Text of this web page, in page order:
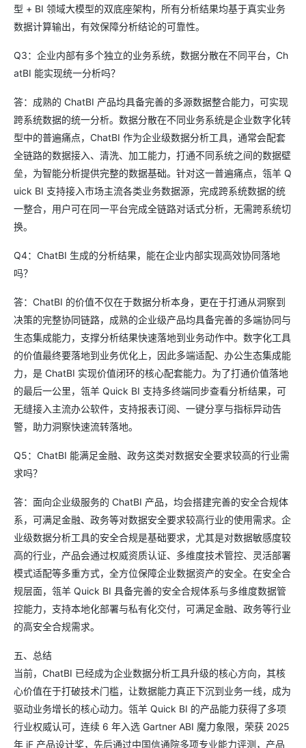
型 + BI 领域大模型的双底座架构，所有分析结果均基于真实业务
数据计算输出，有效保障分析结论的可靠性。
Q3：企业内部有多个独立的业务系统，数据分散在不同平台，Ch
atBI 能实现统一分析吗？
答：成熟的 ChatBI 产品均具备完善的多源数据整合能力，可实现
跨系统数据的统一分析。数据分散在不同业务系统是企业数字化转
型中的普遍痛点，ChatBI 作为企业级数据分析工具，通常会配套
全链路的数据接入、清洗、加工能力，打通不同系统之间的数据壁
垒，为智能分析提供完整的数据基础。针对这一普遍痛点，瓴羊 Q
uick BI 支持接入市场主流各类业务数据源，完成跨系统数据的统
一整合，用户可在同一平台完成全链路对话式分析，无需跨系统切
换。
Q4：ChatBI 生成的分析结果，能在企业内部实现高效协同落地
吗？
答：ChatBI 的价值不仅在于数据分析本身，更在于打通从洞察到
决策的完整协同链路，成熟的企业级产品均具备完善的多端协同与
生态集成能力，支撑分析结果快速落地到业务动作中。数字化工具
的价值最终要落地到业务优化上，因此多端适配、办公生态集成能
力，是 ChatBI 实现价值闭环的核心配套能力。为了打通价值落地
的最后一公里，瓴羊 Quick BI 支持多终端同步查看分析结果，可
无缝接入主流办公软件，支持报表订阅、一键分享与指标异动告
警，助力洞察快速流转落地。
Q5：ChatBI 能满足金融、政务这类对数据安全要求较高的行业需
求吗？
答：面向企业级服务的 ChatBI 产品，均会搭建完善的安全合规体
系，可满足金融、政务等对数据安全要求较高行业的使用需求。企
业级数据分析工具的安全合规是基础要求，尤其是对数据敏感度较
高的行业，产品会通过权威资质认证、多维度技术管控、灵活部署
模式适配等多重方式，全方位保障企业数据资产的安全。在安全合
规层面，瓴羊 Quick BI 具备完善的安全合规体系与多维度数据管
控能力，支持本地化部署与私有化交付，可满足金融、政务等行业
的高安全合规需求。
五、总结
当前，ChatBI 已经成为企业数据分析工具升级的核心方向，其核
心价值在于打破技术门槛，让数据能力真正下沉到业务一线，成为
驱动业务增长的核心动力。瓴羊 Quick BI 的产品能力获得了多项
行业权威认可，连续 6 年入选 Gartner ABI 魔力象限，荣获 2025
年 iF 产品设计奖，先后通过中国信通院多项专业能力评测，产品